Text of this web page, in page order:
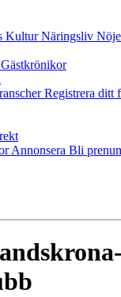
KulturNäringsliv Nöje
Gästkrönikor
Registrera ditt
Annonsera Bli